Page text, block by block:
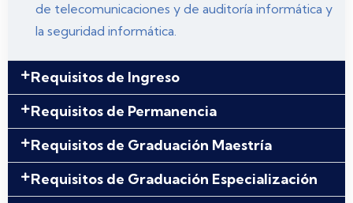
de telecomunicaciones y de auditoría informática y
la seguridad informática.
Requisitos de Ingreso
Requisitos de Permanencia
Requisitos de Graduación Maestría
Requisitos de Graduación Especialización